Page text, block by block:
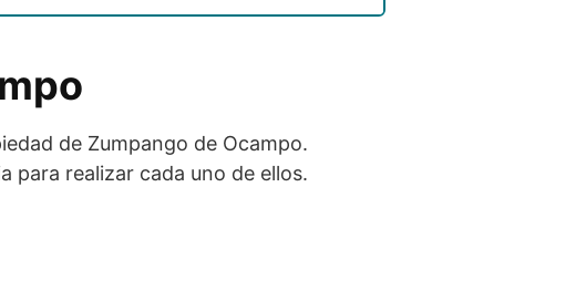
de Zumpango de Ocampo.
para realizar cada uno de ellos.